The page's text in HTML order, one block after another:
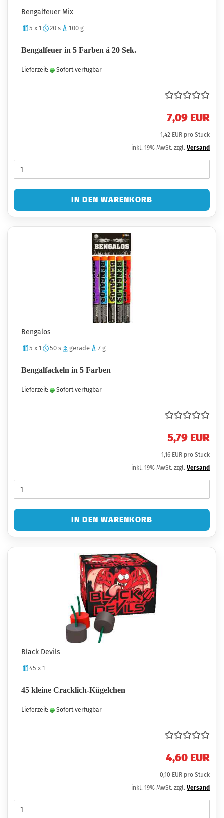
Bengalfeuer Mix
5 x 1 20 s 100 g
Bengalfeuer in 5 Farben á 20 Sek.
Lieferzeit: Sofort verfügbar
7,09 EUR
1,42 EUR pro Stück
inkl. 19% MwSt. zzgl. Versand
IN DEN WARENKORB
Bengalos
5 x 1 50 s gerade 7 g
Bengalfackeln in 5 Farben
Lieferzeit: Sofort verfügbar
5,79 EUR
1,16 EUR pro Stück
inkl. 19% MwSt. zzgl. Versand
IN DEN WARENKORB
Black Devils
45 x 1
45 kleine Cracklich-Kügelchen
Lieferzeit: Sofort verfügbar
4,60 EUR
0,10 EUR pro Stück
inkl. 19% MwSt. zzgl. Versand